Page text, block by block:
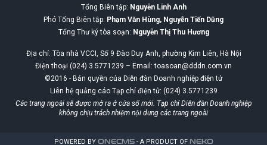
Tổng Biên tập: Nguyễn Linh Anh
Phó Tổng Biên tập: Phạm Văn Hùng, Nguyễn Tiến Dũng
Tổng Thư ký tòa soạn: Nguyễn Thị Thu Hương
Địa chỉ: Tòa nhà VCCI, Số 9 Đào Duy Anh, phường Kim Liên, Hà Nội
Điện thoại (024) 3.5771239 – Email: toasoan@dddn.com.vn
©2016 - Bản quyền của Diễn đàn Doanh nghiệp điện tử
Liên hệ quảng cáo Tạp chí điện tử: (024) 3.5771239
Các trang ngoài sẽ được mở ra ở cửa sổ mới. Tạp chí Diễn đàn Doanh nghiệp
không chịu trách nhiệm nội dung các trang ngoài
POWERED BY ONECMS- A PRODUCT OF NEKO